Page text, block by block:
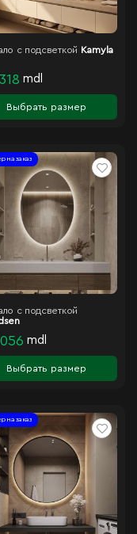
с подсветкой Kamyla
mdl
Выбрать размер
на заказ
с подсветкой
mdl
Выбрать размер
на заказ